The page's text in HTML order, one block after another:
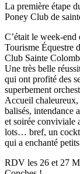
La première étape
Poney Club de
C’était le week-
Tourisme Équestre
Club Sainte
Une très belle
qui ont profité des
superbement
Accueil chaleureux,
balisés, intendance
et soirée conviviale
lots… bref, un
qui a enchanté
RDV les 26 et 27